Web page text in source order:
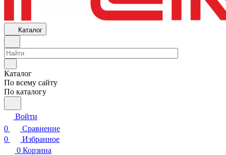
Каталог
Каталог
По всему сайту
По каталогу
Войти
0
Сравнение
0
Избранное
0 Корзина